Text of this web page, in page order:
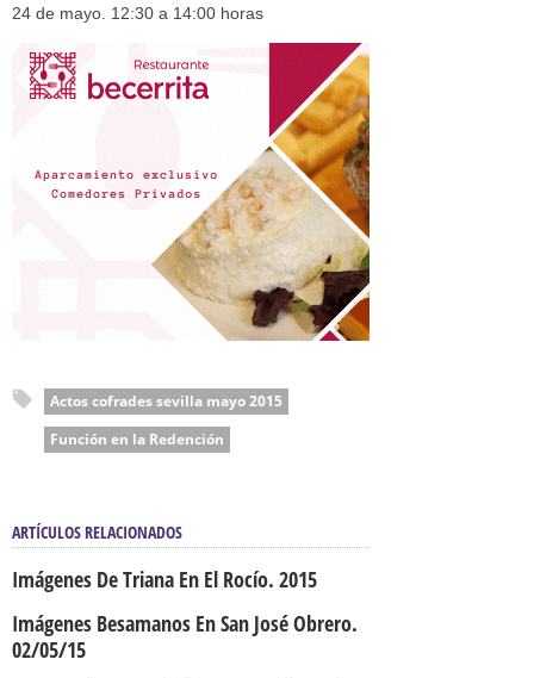
24 de mayo. 12:30 a 14:00 horas
Actos cofrades sevilla mayo 2015
Función en la Redención
ARTÍCULOS RELACIONADOS
Imágenes De Triana En El Rocío. 2015
Imágenes Besamanos En San José Obrero.
02/05/15